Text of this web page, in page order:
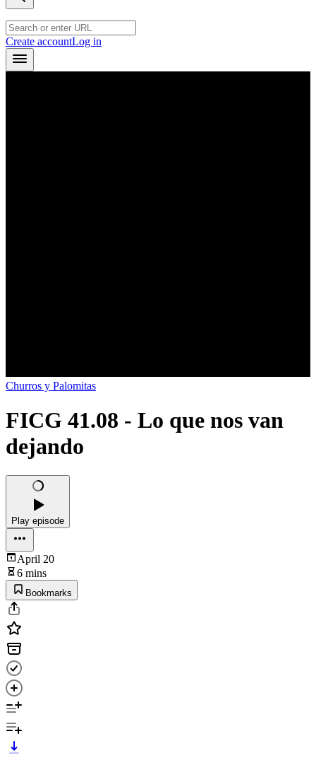
Create accountLog in
Churros y Palomitas
FICG 41.08 - Lo que nos van
dejando
Play episode
April 20
6 mins
Bookmarks